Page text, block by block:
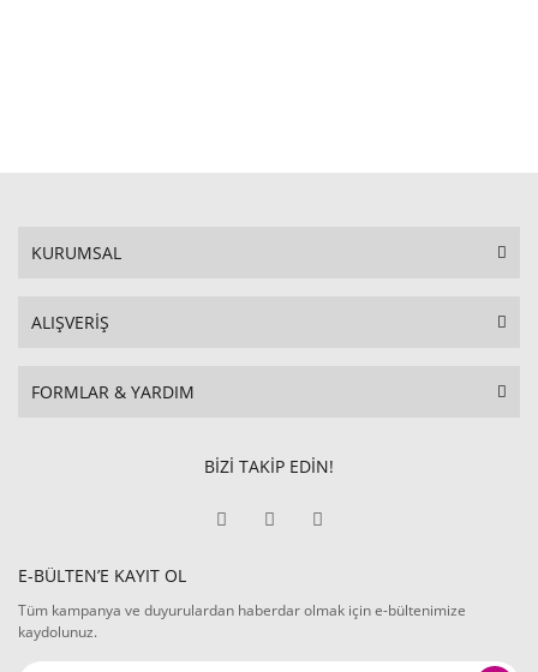
KURUMSAL
ALIŞVERİŞ
FORMLAR & YARDIM
BİZİ TAKİP EDİN!
E-BÜLTEN’E KAYIT OL
Tüm kampanya ve duyurulardan haberdar olmak için e-bültenimize
kaydolunuz.